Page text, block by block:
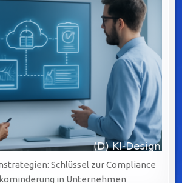
Schlüssel zur Compliance
in Unternehmen